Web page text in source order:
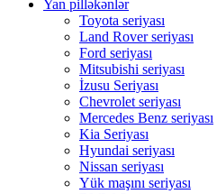
Yan pilləkənlər
Toyota seriyası
Land Rover seriyası
Ford seriyası
Mitsubishi seriyası
İzusu Seriyası
Chevrolet seriyası
Mercedes Benz seriyası
Kia Seriyası
Hyundai seriyası
Nissan seriyası
Yük maşını seriyası